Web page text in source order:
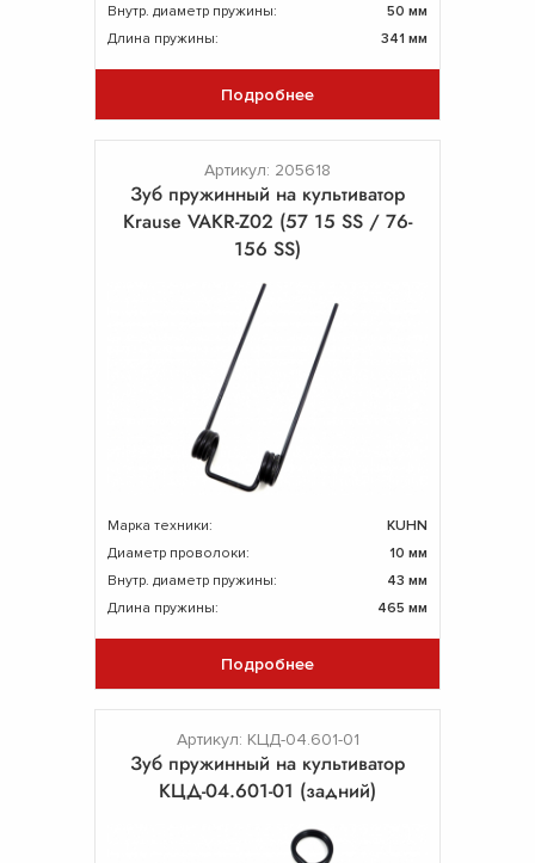
Внутр. диаметр пружины:
50 мм
Длина пружины:
341 мм
Подробнее
Артикул: 205618
Зуб пружинный на культиватор
Krause VAKR-Z02 (57 15 SS / 76-
156 SS)
Марка техники:
KUHN
Диаметр проволоки:
10 мм
Внутр. диаметр пружины:
43 мм
Длина пружины:
465 мм
Подробнее
Артикул: КЦД-04.601-01
Зуб пружинный на культиватор
КЦД-04.601-01 (задний)